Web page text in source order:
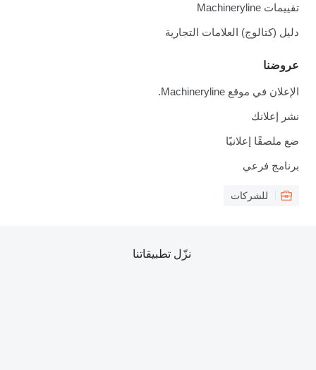
تقييمات Machineryline
دليل (كتالوج) العلامات التجارية
عروضنا
الإعلان في موقع Machineryline.
نشر إعلانك
ضع ملصقًا إعلانيًا
برنامج فرعي
للشركات
نزّل تطبيقاتنا